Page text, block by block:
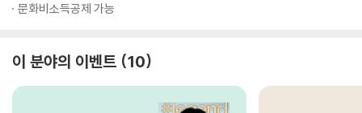
문화비소득공제 가능
이 분야의 이벤트 10